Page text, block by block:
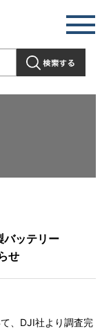
バッテリー
せ
、DJI社より調査完